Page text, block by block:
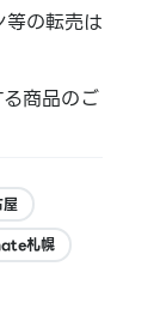
の転売は
商品のご
札幌